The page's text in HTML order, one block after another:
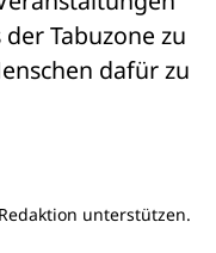
der Tabuzone zu
dafür zu
unterstützen.